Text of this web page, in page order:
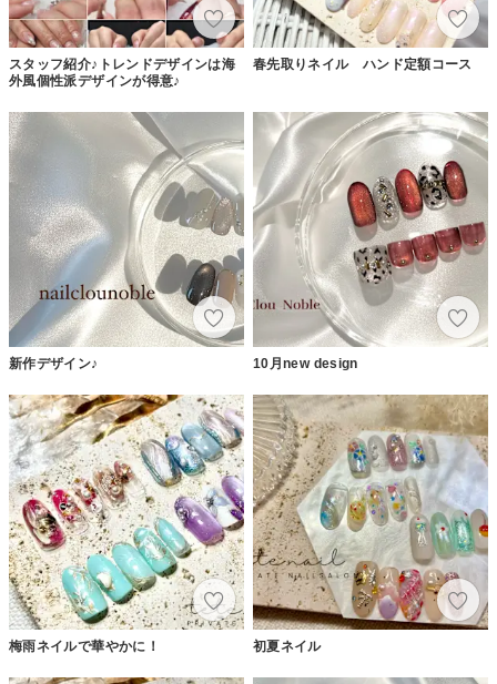
スタッフ紹介♪トレンドデザインは海
外風個性派デザインが得意♪
春先取りネイル ハンド定額コース
新作デザイン♪ 10月new design
梅雨ネイルで華やかに！ 初夏ネイル